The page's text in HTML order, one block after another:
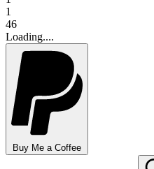
1
46
Loading....
Buy Me a Coffee